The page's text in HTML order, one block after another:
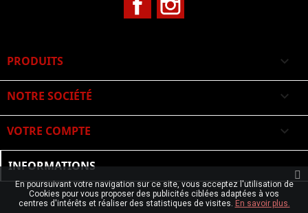
PRODUITS 
NOTRE SOCIÉTÉ 
VOTRE COMPTE 
INFORMATIONS
En poursuivant votre navigation sur ce site, vous acceptez l'utilisation de
Cookies pour vous proposer des publicités ciblées adaptées à vos
centres d'intérêts et réaliser des statistiques de visites. En savoir plus.